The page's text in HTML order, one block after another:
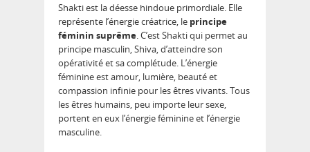
Shakti est la déesse hindoue primordiale. Elle
représente l’énergie créatrice, le principe
féminin suprême. C’est Shakti qui permet au
principe masculin, Shiva, d’atteindre son
opérativité et sa complétude. L’énergie
féminine est amour, lumière, beauté et
compassion infinie pour les êtres vivants. Tous
les êtres humains, peu importe leur sexe,
portent en eux l’énergie féminine et l’énergie
masculine.